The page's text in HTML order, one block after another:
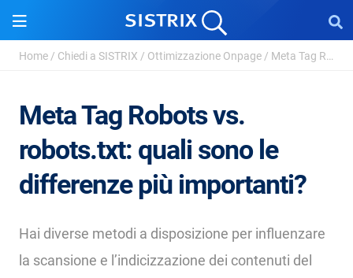
Home / Chiedi a SISTRIX / Ottimizzazione Onpage / Meta Tag Robots
Meta Tag Robots vs.
robots.txt: quali sono le
differenze più importanti?
Hai diverse metodi a disposizione per influenzare
la scansione e l’indicizzazione dei contenuti del